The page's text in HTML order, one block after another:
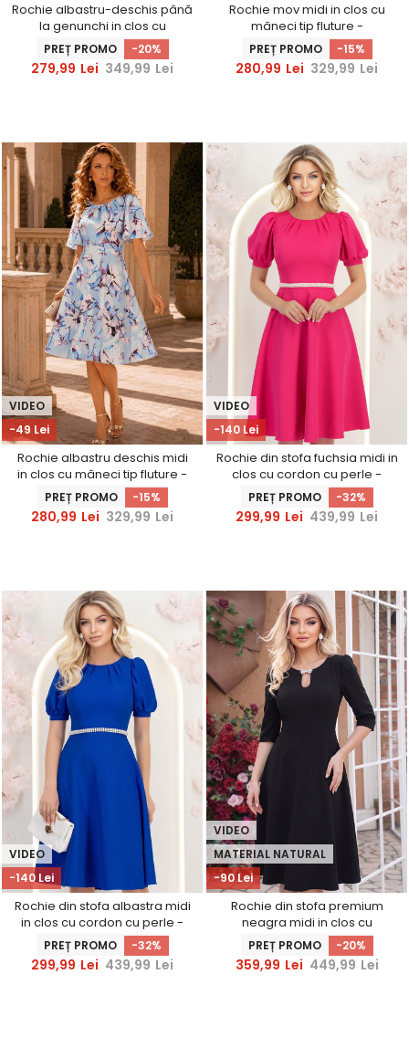
Rochie albastru-deschis până
la genunchi in clos cu
imprimeu floral - StarShinerS
PREȚ PROMO -20%
279,99 Lei 349,99 Lei
Rochie mov midi in clos cu
mâneci tip fluture -
StarShinerS
PREȚ PROMO -15%
280,99 Lei 329,99 Lei
-49 Lei
VIDEO
Rochie albastru deschis midi
in clos cu mâneci tip fluture -
StarShinerS
PREȚ PROMO -15%
280,99 Lei 329,99 Lei
-140 Lei
VIDEO
Rochie din stofa fuchsia midi in
clos cu cordon cu perle -
StarShinerS
PREȚ PROMO -32%
299,99 Lei 439,99 Lei
-140 Lei
VIDEO
Rochie din stofa albastra midi
in clos cu cordon cu perle -
StarShinerS
PREȚ PROMO -32%
299,99 Lei 439,99 Lei
-90 Lei
VIDEO
MATERIAL NATURAL
Rochie din stofa premium
neagra midi in clos cu
accesoriu argintiu -
StarShinerS
PREȚ PROMO -20%
359,99 Lei 449,99 Lei